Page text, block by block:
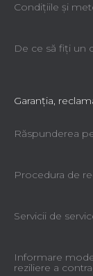
Condiţiile şi
De ce să fiţi un
Garanţia,
Răspunderea
Procedura de
Servicii de
Informare
reziliere a